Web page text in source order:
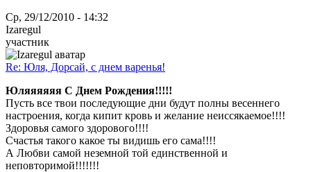
Ср, 29/12/2010 - 14:32
Izaregul
участник
Re: Юля, Дорсай, с днем варенья!
Юляяяяяя С Днем Рождения!!!!!
Пусть все твои последующие дни будут полны весеннего
настроения, когда кипит кровь и желание неиссякаемое!!!!
Здоровья самого здорового!!!!
Счастья такого какое ты видишь его сама!!!!
А Любви самой неземной той единственной и
неповторимой!!!!!!!